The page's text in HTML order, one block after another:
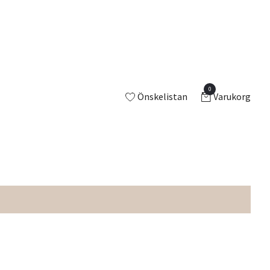
Önskelistan
0
Varukorg